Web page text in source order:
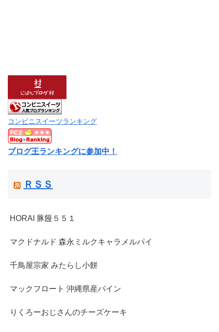
コンビニスイーツランキング
ブログ王ランキングに参加中！
ＲＳＳ
HORAI 豚饅５５１
マクドナルド 森永ミルクキャラメルパイ
千鳥屋宗家 みたらし小餅
マックフロート 沖縄県産パイン
りくろーおじさんのチーズケーキ